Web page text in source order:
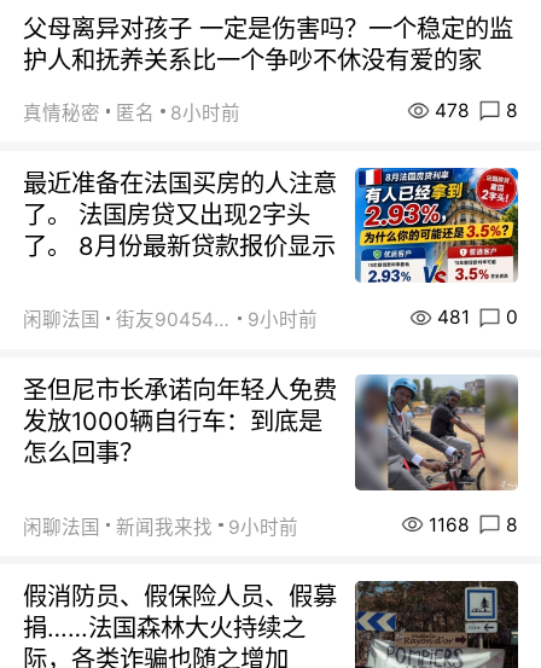
父母离异对孩子 一定是伤害吗？一个稳定的监
护人和抚养关系比一个争吵不休没有爱的家
真情秘密 匿名 8小时前 478 8
最近准备在法国买房的人注意
了。 法国房贷又出现2字头
了。 8月份最新贷款报价显示
闲聊法国 街友90454511 9小时前 481 0
圣但尼市长承诺向年轻人免费
发放1000辆自行车：到底是
怎么回事？
闲聊法国 新闻我来找 9小时前 1168 8
假消防员、假保险人员、假募
捐……法国森林大火持续之
际，各类诈骗也随之增加